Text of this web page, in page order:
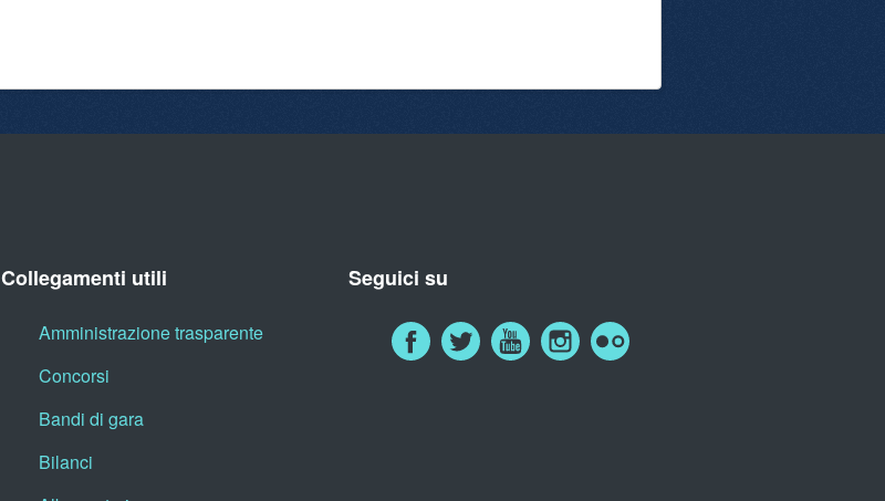
Collegamenti utili
Amministrazione trasparente
Concorsi
Bandi di gara
Bilanci
Seguici su